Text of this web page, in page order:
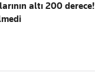
altı 200 derece!